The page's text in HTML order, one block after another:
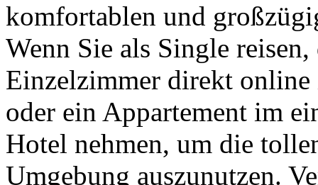
komfortablen und
Wenn Sie als Single
Einzelzimmer direkt online
oder ein Appartement im
Hotel nehmen, um die
Umgebung auszunutzen.